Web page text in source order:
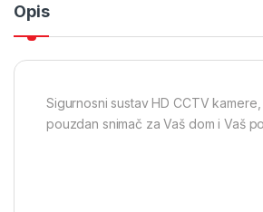
Opis
Sigurnosni sustav HD CCTV
pouzdan snimač za Vaš dom i Vaš